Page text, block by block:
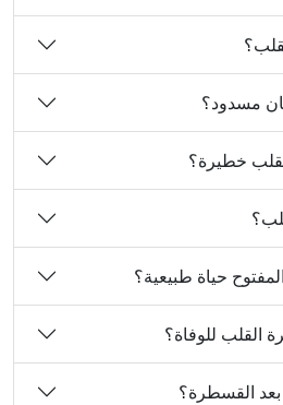
مسدود؟
خطيرة؟
حياة طبيعية؟
للوفاة؟
القسطرة؟